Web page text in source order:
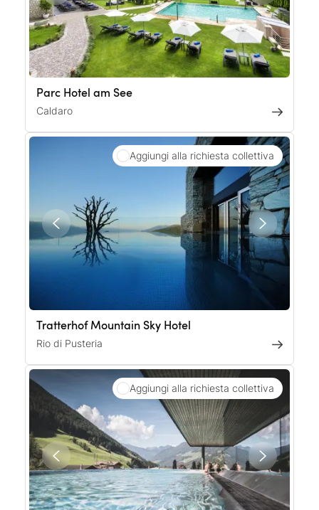
Parc Hotel am See
Caldaro
Aggiungi alla richiesta collettiva
Tratterhof Mountain Sky Hotel
Rio di Pusteria
Aggiungi alla richiesta collettiva